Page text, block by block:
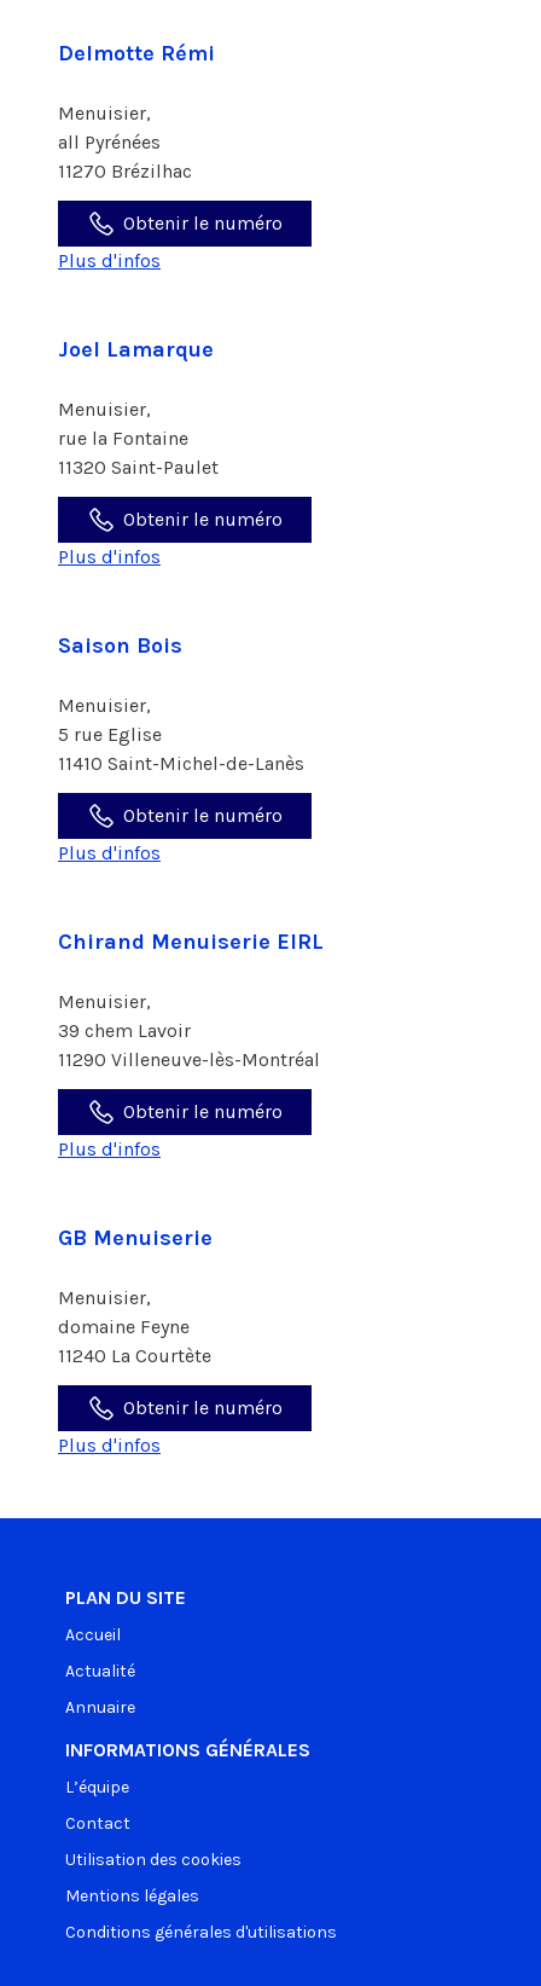
Delmotte Rémi
Menuisier,
all Pyrénées
11270 Brézilhac
Obtenir le numéro
Plus d'infos
Joel Lamarque
Menuisier,
rue la Fontaine
11320 Saint-Paulet
Obtenir le numéro
Plus d'infos
Saison Bois
Menuisier,
5 rue Eglise
11410 Saint-Michel-de-Lanès
Obtenir le numéro
Plus d'infos
Chirand Menuiserie EIRL
Menuisier,
39 chem Lavoir
11290 Villeneuve-lès-Montréal
Obtenir le numéro
Plus d'infos
GB Menuiserie
Menuisier,
domaine Feyne
11240 La Courtète
Obtenir le numéro
Plus d'infos
PLAN DU SITE
Accueil
Actualité
Annuaire
INFORMATIONS GÉNÉRALES
L’équipe
Contact
Utilisation des cookies
Mentions légales
Conditions générales d'utilisations